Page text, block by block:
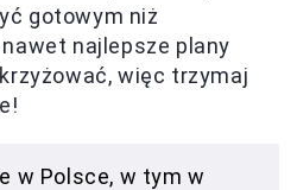
gotowym niż
najlepsze plany
więc trzymaj
w Polsce, w tym w